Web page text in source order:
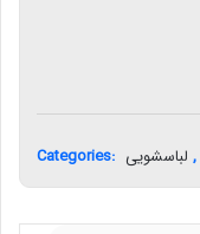
Categories: , لباسشویی